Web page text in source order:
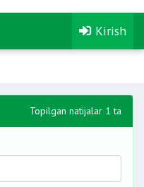
Kirish
Topilgan natijalar 1 ta